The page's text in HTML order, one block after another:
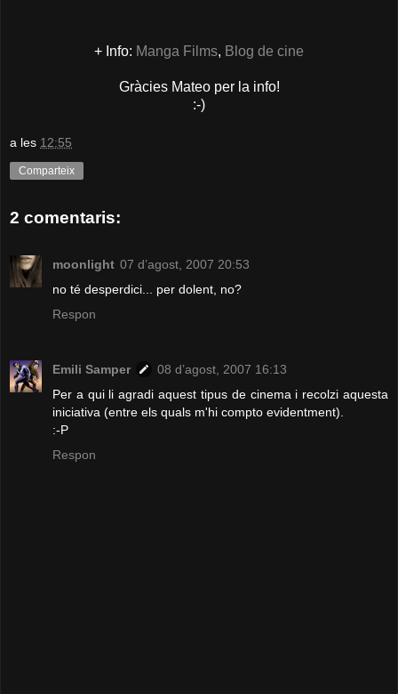
+ Info: Manga Films, Blog de cine
Gràcies Mateo per la info!
:-)
a les 12:55
Comparteix
2 comentaris:
moonlight 07 d’agost, 2007 20:53
no té desperdici... per dolent, no?
Respon
Emili Samper
08 d’agost, 2007 16:13
Per a qui li agradi aquest tipus de cinema i recolzi aquesta
iniciativa (entre els quals m'hi compto evidentment).
:-P
Respon